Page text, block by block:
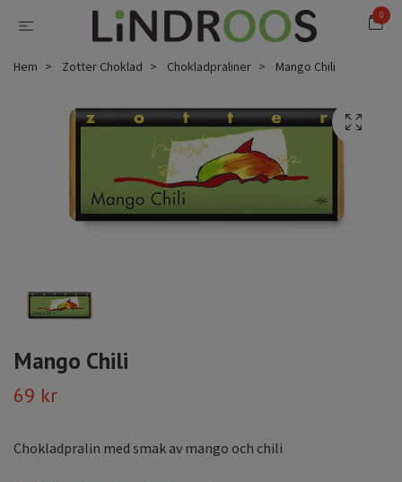
0
Hem Zotter Choklad Chokladpraliner Mango Chili
Mango Chili
69 kr
Chokladpralin med smak av mango och chili